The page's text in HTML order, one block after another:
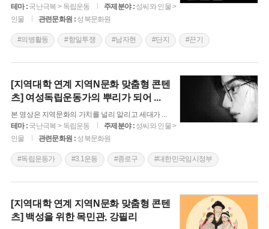
테마 : 국난극복 > 독립운동 주제분야 : 성씨와 인물 >
인물
관련문화원 : 성북문화원
#의병활동 #항일투쟁 #남자현 #단지 #끈기
[지역대학 연계 지역N문화 맞춤형 콘텐
츠] 여성독립운동가의 뿌리가 되어 ...
본 영상은 지역문화의 가치를 널리 알리고 세대가 ...
테마 : 국난극복 > 독립운동 주제분야 : 성씨와 인물 >
인물
관련문화원 : 성북문화원
#독립운동가 #3.1운동 #종로구 #대한민국임시정부
#여성의원 #대한애국부인회 #28독립선언
[지역대학 연계 지역N문화 맞춤형 콘텐
츠] 백성을 위한 목민관, 강필리